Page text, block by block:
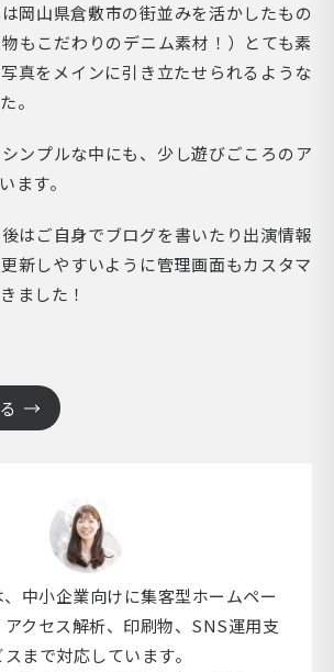
岡山県倉敷市の街並みを活かしたもの
もこだわりのデニム素材！）とても素
真をメインに引き立たせられるような
。
ンプルな中にも、少し遊びごころのア
ます。
はご自身でブログを書いたり出演情報
新しやすいように管理画面もカスタマ
ました！
中小企業向けに集客型ホームペー
クセス解析、印刷物、SNS運用支
まで対応しています。